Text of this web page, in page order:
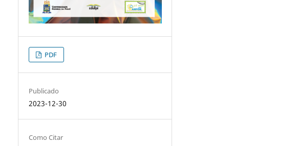
PDF
Publicado
2023-12-30
Como Citar